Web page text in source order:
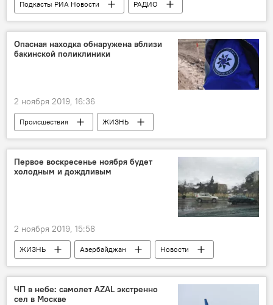
Подкасты РИА Новости
РАДИО
МУЛЬТИМЕДИА
Новости
Опасная находка обнаружена вблизи
бакинской поликлиники
2 ноября 2019, 16:36
Происшествия
ЖИЗНЬ
Азербайджан
Новости
Первое воскресенье ноября будет
холодным и дождливым
2 ноября 2019, 15:58
ЖИЗНЬ Азербайджан Новости
ЧП в небе: самолет AZAL экстренно
сел в Москве